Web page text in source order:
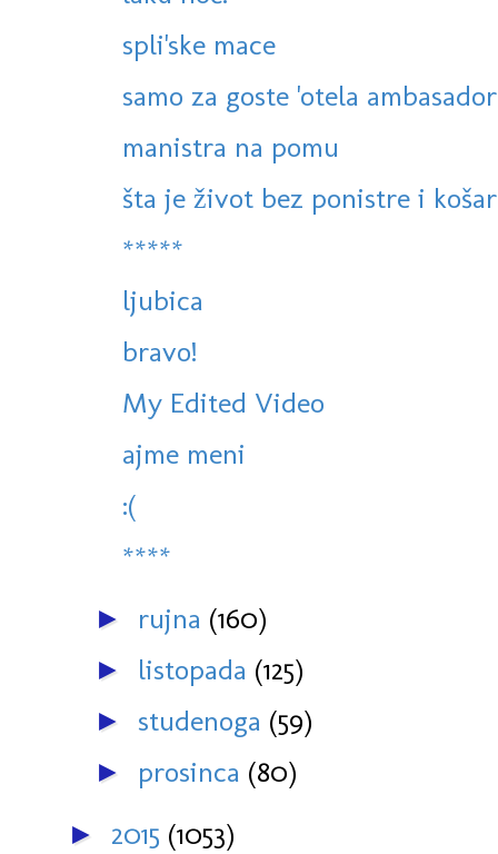
spli'ske mace
samo za goste 'otela ambasador
manistra na pomu
šta je život bez ponistre i
*****
ljubica
bravo!
My Edited Video
ajme meni
:(
****
► rujna (160)
► listopada (125)
► studenoga (59)
► prosinca (80)
► 2015 (1053)